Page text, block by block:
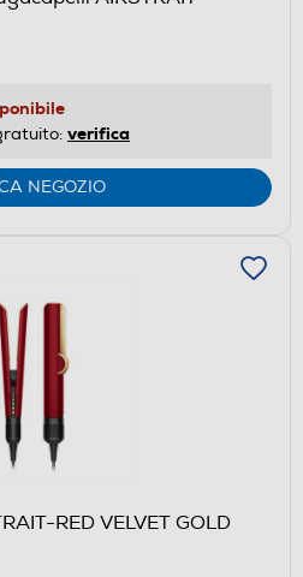
verifica
NEGOZIO
RED VELVET GOLD